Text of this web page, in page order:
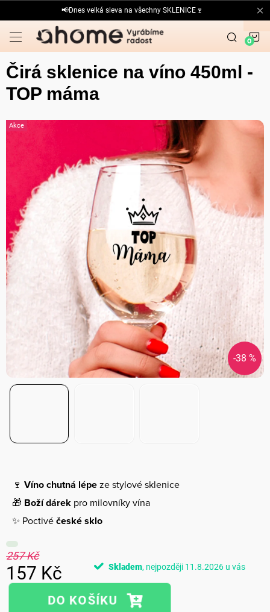
na
obsah
📢Dnes velká sleva na všechny SKLENICE🍷
Čirá sklenice na víno 450ml -
TOP máma
Akce
-38 %
🍷 Víno chutná lépeze stylové sklenice
🎁 Boží dárek pro milovníky vína
✨ Poctivéčeské sklo
257 Kč
157 Kč
Měrná
Skladem 11.8.2026